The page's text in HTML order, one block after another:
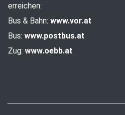
erreichen:
Bus & Bahn: www.vor.at
Bus: www.postbus.at
Zug: www.oebb.at